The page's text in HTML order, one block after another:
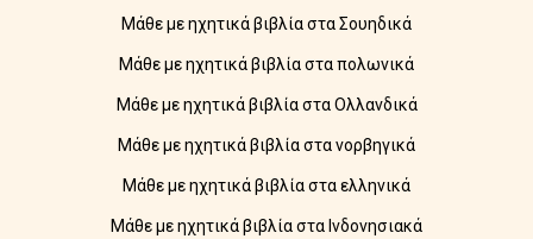
Μάθε με ηχητικά βιβλία στα Σουηδικά
Μάθε με ηχητικά βιβλία στα πολωνικά
Μάθε με ηχητικά βιβλία στα Ολλανδικά
Μάθε με ηχητικά βιβλία στα νορβηγικά
Μάθε με ηχητικά βιβλία στα ελληνικά
Μάθε με ηχητικά βιβλία στα Ινδονησιακά